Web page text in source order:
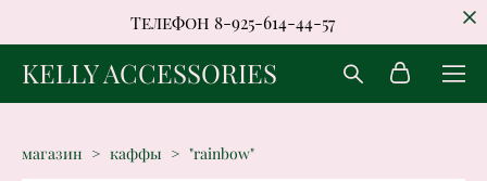
Телефон 8-925-614-44-57
KELLY ACCESSORIES
магазин > каффы > "rainbow"